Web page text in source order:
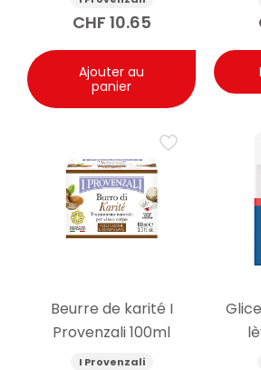
CHF 10.65
Ajouter au
panier
Beurre de karité I
Provenzali 100ml
I Provenzali